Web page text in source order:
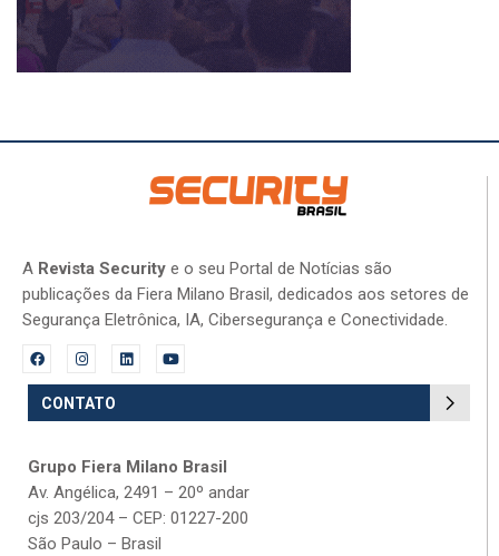
A Revista Security e o seu Portal de Notícias são
publicações da Fiera Milano Brasil, dedicados aos setores de
Segurança Eletrônica, IA, Cibersegurança e Conectividade.
CONTATO
Grupo Fiera Milano Brasil
Av. Angélica, 2491 – 20º andar
cjs 203/204 – CEP: 01227-200
São Paulo – Brasil